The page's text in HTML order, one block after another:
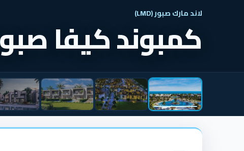
لاند مارك صبور (LMD)
كمبوند كيفا صبور 6